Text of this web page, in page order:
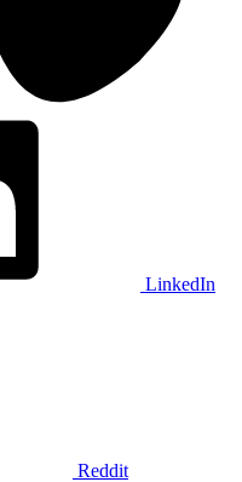
LinkedIn
Reddit